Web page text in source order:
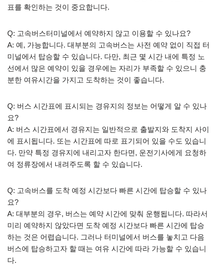
표를 확인하는 것이 중요합니다.
Q: 고속버스터미널에서 예약하지 않고 이용할 수 있나요?
A: 예, 가능합니다. 대부분의 고속버스는 사전 예약 없이 직접 터
미널에서 탑승할 수 있습니다. 다만, 최근 몇 시간 내에 특정 노
선에서 많은 예약이 있을 경우에는 자리가 부족할 수 있으니 충
분한 여유시간을 가지고 도착하는 것이 좋습니다.
Q: 버스 시간표에 표시되는 경유지의 정보는 어떻게 알 수 있나
요?
A: 버스 시간표에서 경유지는 일반적으로 출발지와 도착지 사이
에 표시됩니다. 또는 시간표에 따로 표기되어 있을 수도 있습니
다. 만약 특정 경유지에 내리고자 한다면, 운전기사에게 요청하
여 정류장에서 내려주도록 할 수 있습니다.
Q: 고속버스를 도착 예정 시간보다 빠른 시간에 탑승할 수 있나
요?
A: 대부분의 경우, 버스는 예약 시간에 맞춰 운행됩니다. 따라서
미리 예약하지 않았다면 도착 예정 시간보다 빠른 시간에 탑승
하는 것은 어렵습니다. 그러나 터미널에서 버스를 놓치고 다음
버스에 탑승하고자 할 때는 여유 시간에 따라 가능할 수 있습니
다.